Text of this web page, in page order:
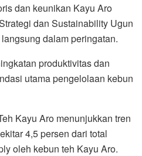
dan keunikan Kayu Aro
dan Sustainability Ugun
dalam peringatan.
produktivitas dan
utama pengelolaan kebun
Kayu Aro menunjukkan tren
4,5 persen dari total
oleh kebun teh Kayu Aro.